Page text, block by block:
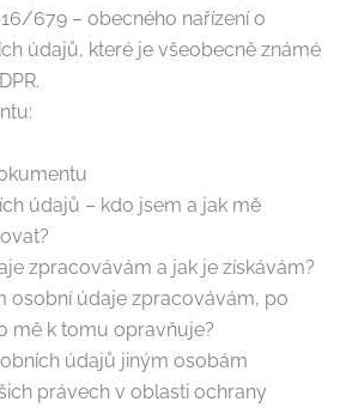
679 – obecného nařízení o
údajů, které je všeobecně známé
údajů – kdo jsem a jak mě
zpracovávám a jak je získávám?
osobní údaje zpracovávám, po
mě k tomu opravňuje?
údajů jiným osobám
právech v oblasti ochrany